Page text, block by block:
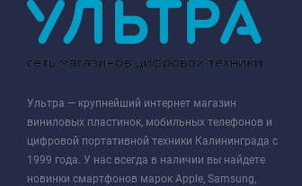
Ультра — крупнейший интернет магазин
виниловых пластинок, мобильных телефонов и
цифровой портативной техники Калининграда с
1999 года. У нас всегда в наличии вы найдете
новинки смартфонов марок Apple, Samsung,